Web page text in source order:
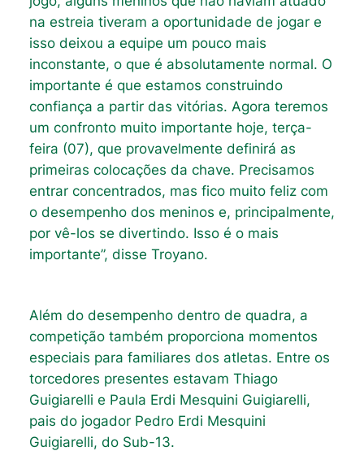
na estreia tiveram a oportunidade de jogar e
isso deixou a equipe um pouco mais
inconstante, o que é absolutamente normal. O
importante é que estamos construindo
confiança a partir das vitórias. Agora teremos
um confronto muito importante hoje, terça-
feira (07), que provavelmente definirá as
primeiras colocações da chave. Precisamos
entrar concentrados, mas fico muito feliz com
o desempenho dos meninos e, principalmente,
por vê-los se divertindo. Isso é o mais
importante”, disse Troyano.
Além do desempenho dentro de quadra, a
competição também proporciona momentos
especiais para familiares dos atletas. Entre os
torcedores presentes estavam Thiago
Guigiarelli e Paula Erdi Mesquini Guigiarelli,
pais do jogador Pedro Erdi Mesquini
Guigiarelli, do Sub-13.